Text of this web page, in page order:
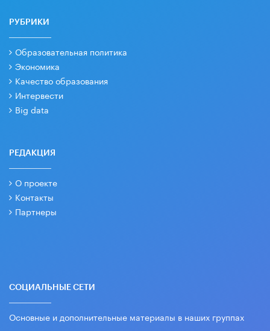
РУБРИКИ
Образовательная политика
Экономика
Качество образования
Интервести
Big data
РЕДАКЦИЯ
О проекте
Контакты
Партнеры
СОЦИАЛЬНЫЕ СЕТИ
Основные и дополнительные материалы в наших группах